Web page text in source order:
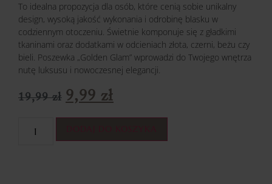
To idealna propozycja dla osób, które cenią sobie unikalny
design, wysoką jakość wykonania i odrobinę blasku w
codziennym otoczeniu. Świetnie komponuje się z gładkimi
tkaninami oraz dodatkami w odcieniach złota, czerni, beżu czy
bieli. Poszewka „Golden Glam” wprowadzi do Twojego wnętrza
nutę luksusu i nowoczesnej elegancji.
19,99zł 9,99 zł